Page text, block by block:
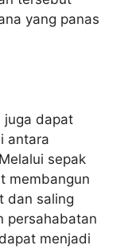
yang panas
juga dapat
antara
sepak
membangun
dan saling
persahabatan
menjadi